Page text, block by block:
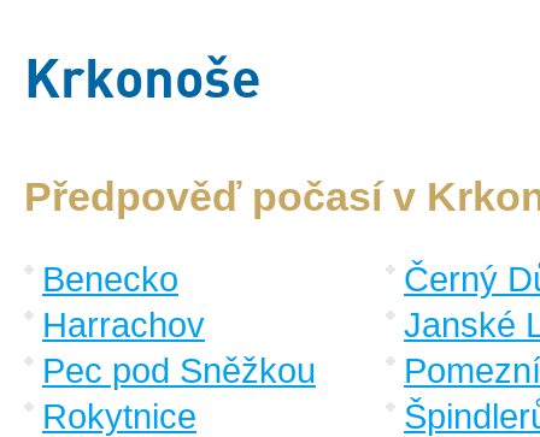
Krkonoše
Předpověď počasí v
Benecko
Černý
Harrachov
Janské
Pec pod Sněžkou
Rokytnice